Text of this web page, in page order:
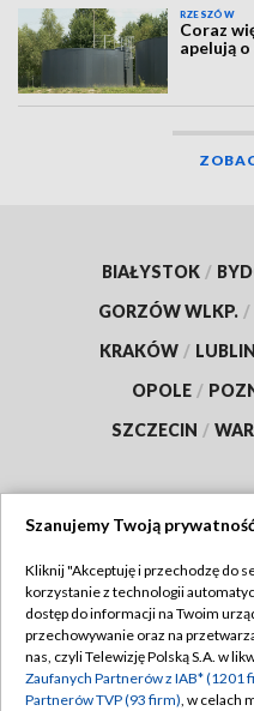
RZESZÓW
Coraz
apelują
BIAŁYSTOK /
GORZÓW WLKP. /
KRAKÓW / LUBLIN
OPOLE /
SZCZECIN /
Abonament TVP
Emisja w TVP
Szanujemy Twoją
Kliknij "Akceptuję i przechodzę do
korzystanie z technologii
dostęp do informacji na Twoim
przechowywanie oraz na
nas, czyli Telewizję Polską S.A. w
Zaufanych Partnerów z IAB* (1201
Partnerów TVP (93 firm), w celach